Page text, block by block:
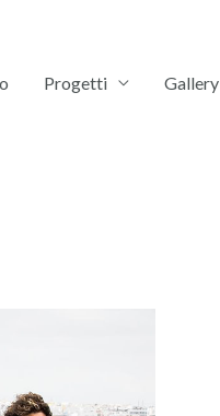
Progetti Gallery